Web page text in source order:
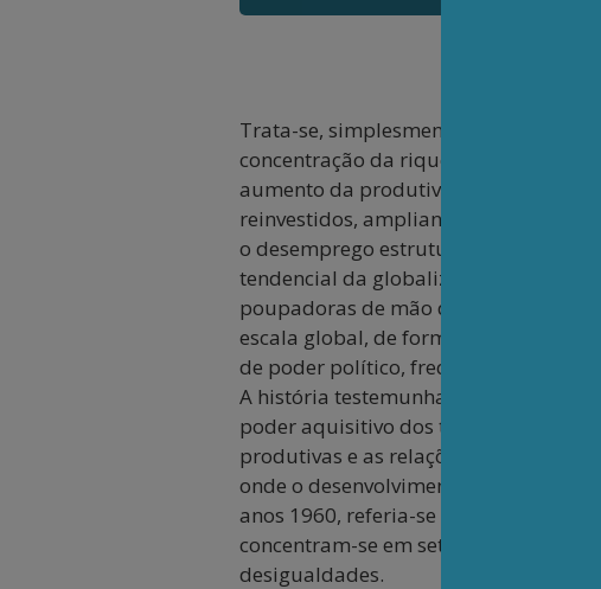
Trata-se, simplesmente, de
concentração da riqueza, na
aumento da produtividade não
reinvestidos, ampliando a escala do
o desemprego estrutural — alimento
tendencial da globalização do
poupadoras de mão de obra e
escala global, de forma oligopolista,
de poder político, frequentemente
A história testemunha que o
poder aquisitivo dos trabalhadores.
produtivas e as relações sociais de
onde o desenvolvimento econômico
anos 1960, referia-se ao que
concentram-se em setores
desigualdades.